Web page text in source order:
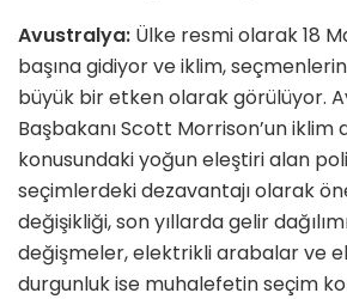
Avustralya: Ülke resmi olarak 18
başına gidiyor ve iklim,
büyük bir etken olarak görülüyor.
Başbakanı Scott Morrison’un iklim
konusundaki yoğun eleştiri alan
seçimlerdeki dezavantajı olarak
değişikliği, son yıllarda gelir
değişmeler, elektrikli arabalar ve
durgunluk ise muhalefetin seçim